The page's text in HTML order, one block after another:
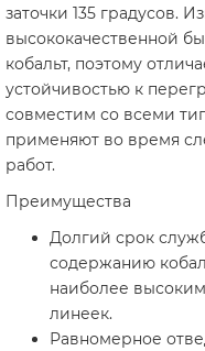
заточки 135 градусов.
высококачественной
кобальт, поэтому
устойчивостью к
совместим со всеми
применяют во время
работ.
Преимущества
Долгий срок
содержанию
наиболее
линеек.
Равномерное